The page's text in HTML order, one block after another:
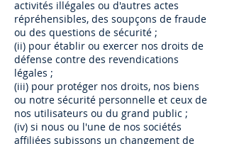
activités illégales ou d'autres actes
répréhensibles, des soupçons de fraude
ou des questions de sécurité ;
(ii) pour établir ou exercer nos droits de
défense contre des revendications
légales ;
(iii) pour protéger nos droits, nos biens
ou notre sécurité personnelle et ceux de
nos utilisateurs ou du grand public ;
(iv) si nous ou l'une de nos sociétés
affiliées subissons un changement de